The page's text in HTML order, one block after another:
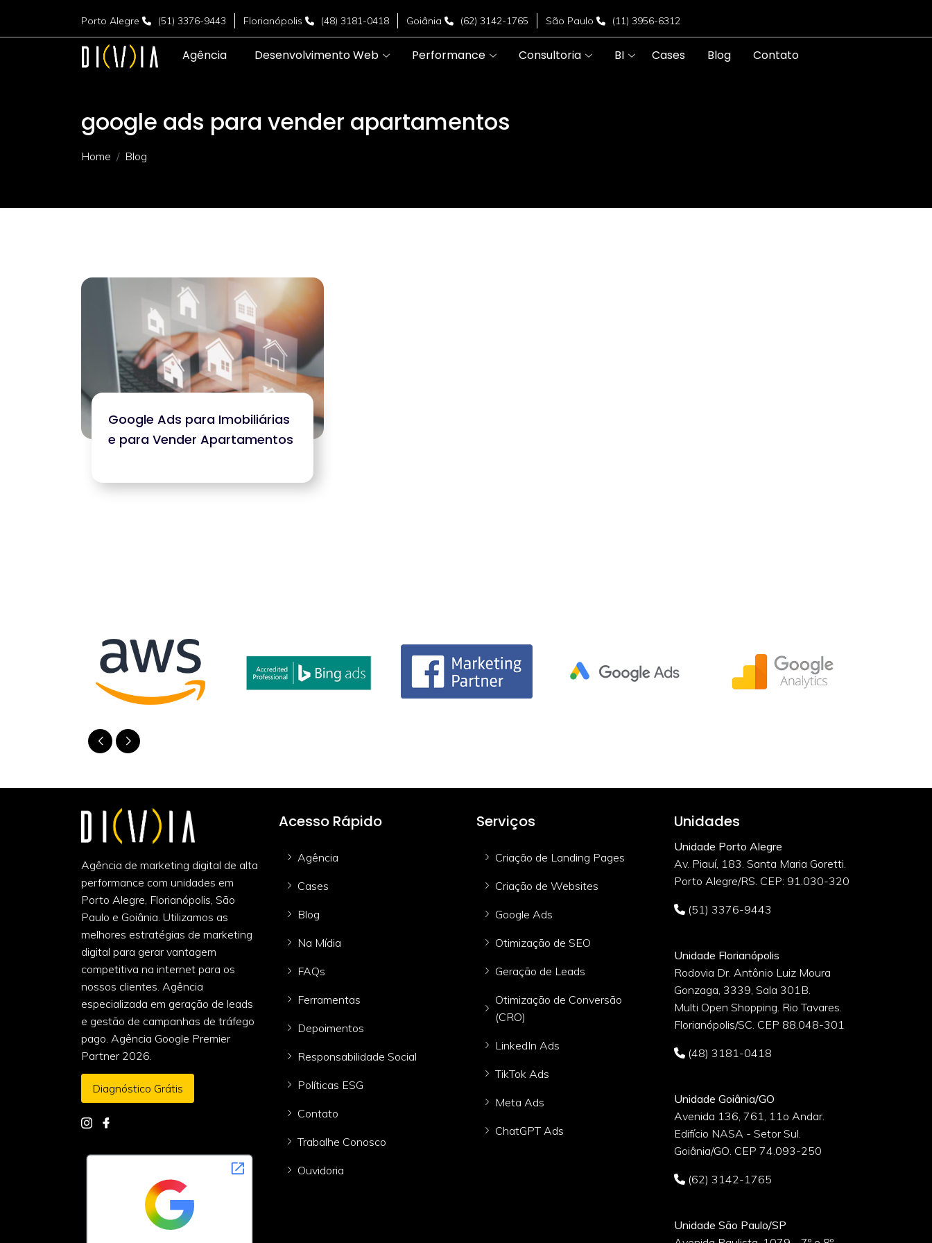
Porto Alegre (51) 3376-9443 Florianópolis (48) 3181-0418 Goiânia (62) 3142-1765 São Paulo (11) 3956-6312
Agência Desenvolvimento Web Performance Consultoria BI Cases Blog Contato
google ads para vender apartamentos
Home Blog
Google Ads para Imobiliárias
e para Vender Apartamentos
Agência de marketing digital de alta
performance com unidades em
Porto Alegre, Florianópolis, São
Paulo e Goiânia. Utilizamos as
melhores estratégias de marketing
digital para gerar vantagem
competitiva na internet para os
nossos clientes. Agência
especializada em geração de leads
e gestão de campanhas de tráfego
pago. Agência Google Premier
Partner 2026.
Diagnóstico Grátis
Acesso Rápido
Agência
Cases
Blog
Na Mídia
FAQs
Ferramentas
Depoimentos
Responsabilidade Social
Políticas ESG
Contato
Trabalhe Conosco
Ouvidoria
Serviços
Criação de Landing Pages
Criação de Websites
Google Ads
Otimização de SEO
Geração de Leads
Otimização de Conversão
(CRO)
LinkedIn Ads
TikTok Ads
Meta Ads
ChatGPT Ads
Unidades
Unidade Porto Alegre
Av. Piauí, 183. Santa Maria Goretti.
Porto Alegre/RS. CEP: 91.030-320
(51) 3376-9443
Unidade Florianópolis
Rodovia Dr. Antônio Luiz Moura
Gonzaga, 3339, Sala 301B.
Multi Open Shopping. Rio Tavares.
Florianópolis/SC. CEP 88.048-301
(48) 3181-0418
Unidade Goiânia/GO
Avenida 136, 761, 11o Andar.
Edifício NASA - Setor Sul.
Goiânia/GO. CEP 74.093-250
(62) 3142-1765
Unidade São Paulo/SP